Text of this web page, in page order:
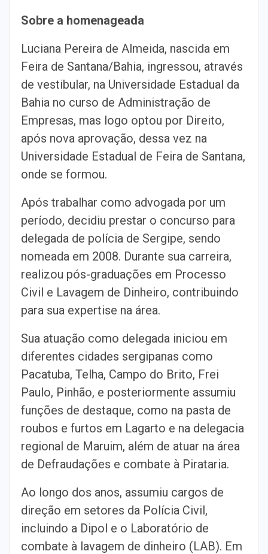
Sobre a homenageada
Luciana Pereira de Almeida, nascida em
Feira de Santana/Bahia, ingressou, através
de vestibular, na Universidade Estadual da
Bahia no curso de Administração de
Empresas, mas logo optou por Direito,
após nova aprovação, dessa vez na
Universidade Estadual de Feira de Santana,
onde se formou.
Após trabalhar como advogada por um
período, decidiu prestar o concurso para
delegada de polícia de Sergipe, sendo
nomeada em 2008. Durante sua carreira,
realizou pós-graduações em Processo
Civil e Lavagem de Dinheiro, contribuindo
para sua expertise na área.
Sua atuação como delegada iniciou em
diferentes cidades sergipanas como
Pacatuba, Telha, Campo do Brito, Frei
Paulo, Pinhão, e posteriormente assumiu
funções de destaque, como na pasta de
roubos e furtos em Lagarto e na delegacia
regional de Maruim, além de atuar na área
de Defraudações e combate à Pirataria.
Ao longo dos anos, assumiu cargos de
direção em setores da Polícia Civil,
incluindo a Dipol e o Laboratório de
combate à lavagem de dinheiro (LAB). Em